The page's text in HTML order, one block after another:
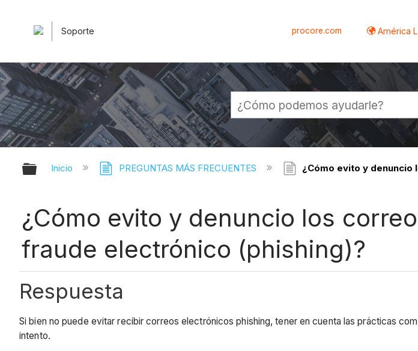
Soporte procore.com América
Expandir/contraer jerarquía global
Inicio PREGUNTAS MÁS FRECUENTES ¿Cómo evito y
¿Cómo evito y denuncio los
fraude electrónico (phishing)?
Respuesta
Si bien no puede evitar recibir correos electrónicos phishing, tener en cuenta las prácticas
intento.